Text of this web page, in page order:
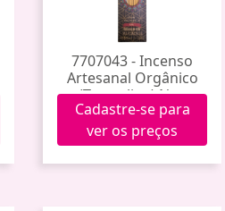
7707043 - Incenso
Artesanal Orgânico
(Turmalina) Noa
Cadastre-se para
ver os preços